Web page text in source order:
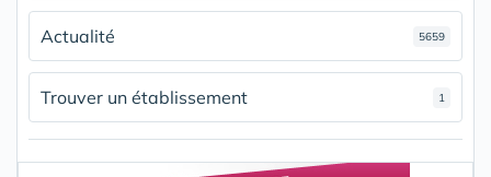
Actualité 5659
Trouver un établissement 1